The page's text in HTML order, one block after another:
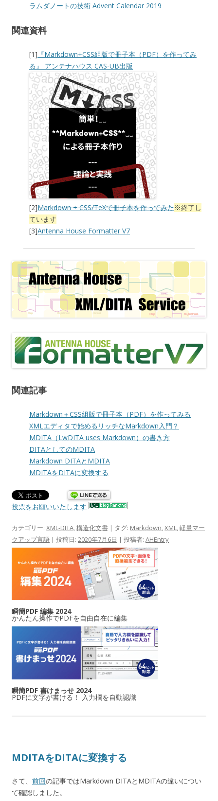
ラムダノートの技術 Advent Calendar 2019
関連資料
[1] 『Markdown+CSS組版で冊子本（PDF）を作ってみ
る』 アンテナハウス CAS-UB出版
[2]Markdown + CSS/TeXで冊子本を作ってみた※終了し
ています
[3]Antenna House Formatter V7
関連記事
Markdown＋CSS組版で冊子本（PDF）を作ってみる
XMLエディタで始めるリッチなMarkdown入門？
MDITA（LwDITA uses Markdown）の書き方
DITAとしてのMDITA
Markdown DITAとMDITA
MDITAをDITAに変換する
投票をお願いいたします
カテゴリー: XML-DITA,構造化文書 | タグ: Markdown,XML,軽量マー
クアップ言語 | 投稿日: 2020年7月6日 | 投稿者: AHEntry
瞬簡PDF 編集 2024
かんたん操作でPDFを自由自在に編集
瞬簡PDF 書けまっせ 2024
PDFに文字が書ける！ 入力欄を自動認識
MDITAをDITAに変換する
さて、 前回の記事ではMarkdown DITAとMDITAの違いについ
て確認しました。